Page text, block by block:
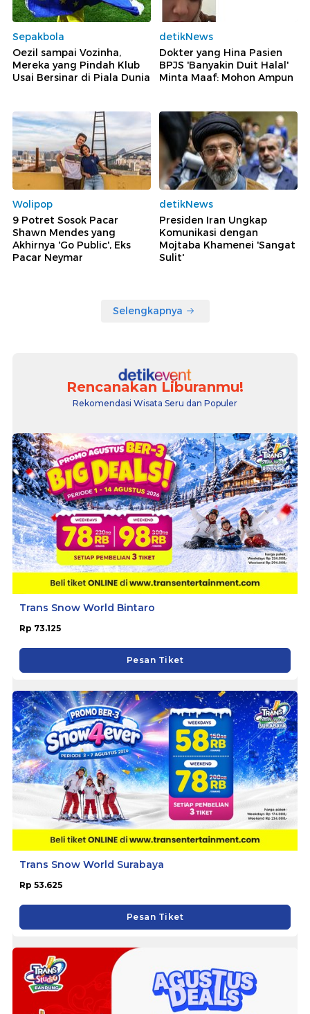
Sepakbola
Oezil sampai Vozinha,
Mereka yang Pindah Klub
Usai Bersinar di Piala Dunia
detikNews
Dokter yang Hina Pasien
BPJS 'Banyakin Duit Halal'
Minta Maaf: Mohon Ampun
Wolipop
9 Potret Sosok Pacar
Shawn Mendes yang
Akhirnya 'Go Public', Eks
Pacar Neymar
detikNews
Presiden Iran Ungkap
Komunikasi dengan
Mojtaba Khamenei 'Sangat
Sulit'
Selengkapnya
Rencanakan Liburanmu!
Rekomendasi Wisata Seru dan Populer
Trans Snow World Bintaro
Rp 73.125
Pesan Tiket
Trans Snow World Surabaya
Rp 53.625
Pesan Tiket